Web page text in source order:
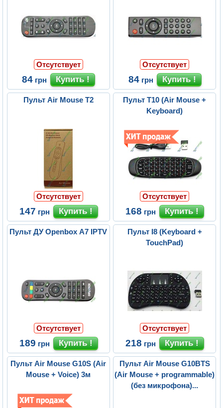
Отсутствует
84 грн
Отсутствует
84 грн
Пульт Air Mouse T2
Отсутствует
147 грн
Пульт T10 (Air Mouse +
Keyboard)
Отсутствует
168 грн
Пульт ДУ Openbox A7 IPTV
Отсутствует
189 грн
Пульт I8 (Keyboard +
TouchPad)
Отсутствует
218 грн
Пульт Air Mouse G10S (Air
Mouse + Voice) 3м
Пульт Air Mouse G10BTS
(Air Mouse + programmable)
(без микрофона)...